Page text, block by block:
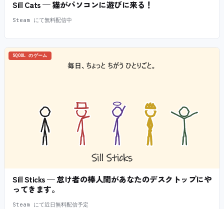
Sill Cats — 猫がパソコンに遊びに来る！
Steam にて無料配信中
SQOOL のゲーム
Sill Sticks — 怠け者の棒人間があなたのデスクトップにや
ってきます。
Steam にて近日無料配信予定